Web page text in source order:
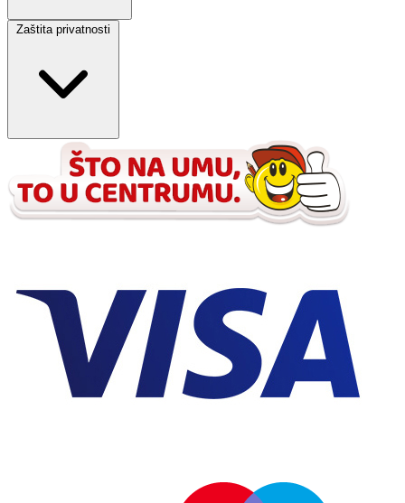
Zaštita privatnosti